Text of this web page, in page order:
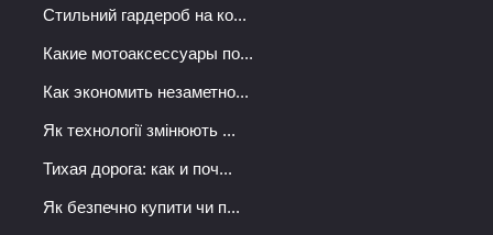
Стильний гардероб на ко...
Какие мотоаксессуары по...
Как экономить незаметно...
Як технології змінюють ...
Тихая дорога: как и поч...
Як безпечно купити чи п...